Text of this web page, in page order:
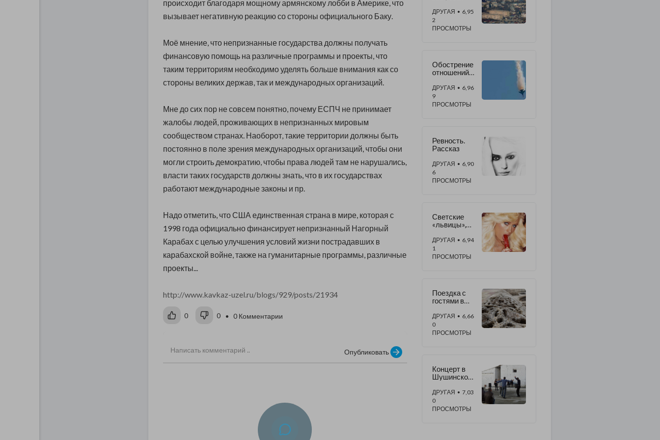
происходит благодаря мощному армянскому лобби в Америке, что
вызывает негативную реакцию со стороны официального Баку.
Моё мнение, что непризнанные государства должны получать
финансовую помощь на различные программы и проекты, что
таким территориям необходимо уделять больше внимания как со
стороны великих держав, так и международных организаций.
Мне до сих пор не совсем понятно, почему ЕСПЧ не принимает
жалобы людей, проживающих в непризнанных мировым
сообществом странах. Наоборот, такие территории должны быть
постоянно в поле зрения международных организаций, чтобы они
могли строить демократию, чтобы права людей там не нарушались,
власти таких государств должны знать, что в их государствах
работают международные законы и пр.
Надо отметить, что США единственная страна в мире, которая с
1998 года официально финансирует непризнанный Нагорный
Карабах с целью улучшения условий жизни пострадавших в
карабахской войне, также на гуманитарные программы, различные
проекты...
http://www.kavkaz-uzel.ru/blogs/929/posts/21934
0 0 • 0 Комментарии
Опубликовать
небольших
городах
ДРУГАЯ • 6,95
2
ПРОСМОТРЫ
Обострение
отношений
Россией и
Турцией:
что
ДРУГАЯ • 6,96
9
ПРОСМОТРЫ
Ревность.
Рассказ
ДРУГАЯ • 6,90
6
ПРОСМОТРЫ
Светские
«львицы»,
е груди,
губы,
гламур и пр.
ДРУГАЯ • 6,94
1
ПРОСМОТРЫ
Поездка с
гостями в
Исполнение
«Ave Maria»
в
ДРУГАЯ • 6,66
0
ПРОСМОТРЫ
Концерт в
Шушинской
ДРУГАЯ • 7,03
0
ПРОСМОТРЫ